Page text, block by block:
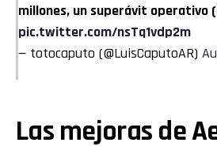
millones, un superávit operativo
pic.twitter.com/nsTq1vdp2m
— totocaputo (@LuisCaputoAR)
Las mejoras de